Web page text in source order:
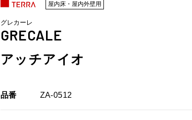
屋内床・屋内外壁用
グレカーレ
GRECALE
アッチアイオ
品番 ZA-0512